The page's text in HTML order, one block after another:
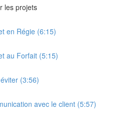
les projets
en Régie (6:15)
au Forfait (5:15)
(3:56)
avec le client (5:57)